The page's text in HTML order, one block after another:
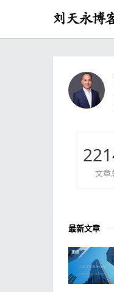
文章
最新文章